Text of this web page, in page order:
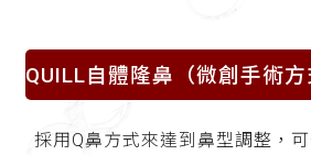
QUILL自體隆鼻（微創手術方
採用Q鼻方式來達到鼻型調整，